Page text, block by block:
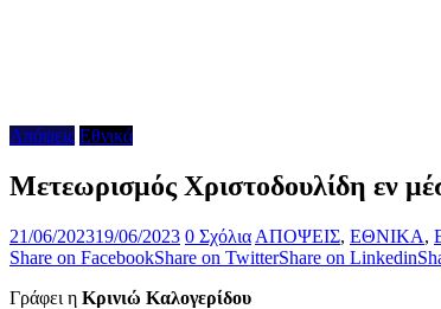
Απόψεις Εθνικά
Μετεωρισμός Χριστοδουλίδη εν
21/06/202319/06/2023 0 Σχόλια ΑΠΟΨΕΙΣ, ΕΘΝΙΚΑ,
Share on FacebookShare on TwitterShare on Linkedin
Γράφει η Κρινιώ Καλογερίδου